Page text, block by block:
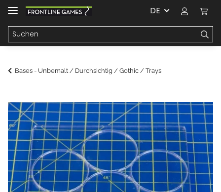
DE
Bases - Unbemalt / Durchsichtig / Gothic / Trays